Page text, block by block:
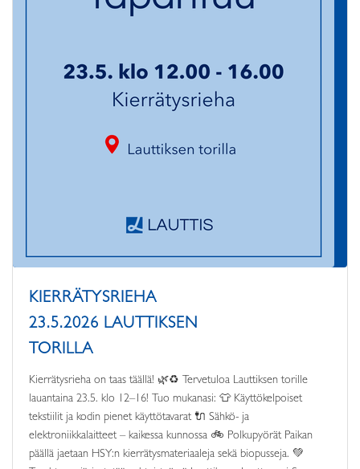
KIERRÄTYSRIEHA
23.5.2026 LAUTTIKSEN
TORILLA
Kierrätysrieha on taas täällä! 🌿♻️ Tervetuloa Lauttiksen torille
lauantaina 23.5. klo 12–16! Tuo mukanasi: 👕 Käyttökelpoiset
tekstiilit ja kodin pienet käyttötavarat 🔌 Sähkö- ja
elektroniikkalaitteet – kaikessa kunnossa 🚲 Polkupyörät Paikan
päällä jaetaan HSY:n kierrätysmateriaaleja sekä biopusseja. 💚